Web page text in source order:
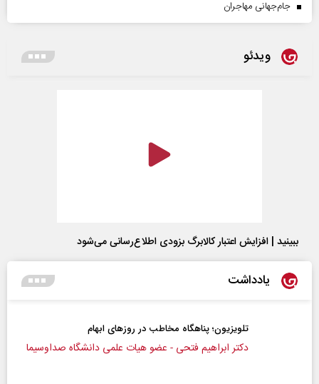
جام‌جهانی مهاجران
ویدئو
ببینید | افزایش اعتبار کالابرگ بزودی اطلاع‌رسانی می‌شود
یادداشت
پناهگاه مخاطب در روزهای ابهام
فتحی - عضو هیات علمی دانشگاه صداوسیما دکتر